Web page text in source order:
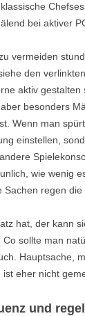
bei aktiver
vermeiden
den
aktiv gestalten
besonders
Wenn man
einstellen,
wie wenig
Sachen regen
hat, der kann
Co sollte man
Hauptsache,
ist eher nicht
und